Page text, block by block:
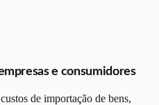
e consumidores
de importação de bens,